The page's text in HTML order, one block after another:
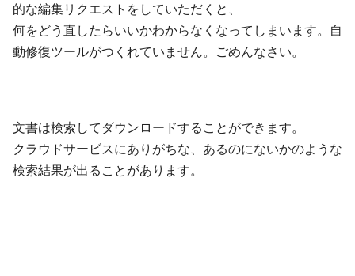
的な編集リクエストをしていただくと、
何をどう直したらいいかわからなくなってしまいます。自
動修復ツールがつくれていません。ごめんなさい。
文書は検索してダウンロードすることができます。
クラウドサービスにありがちな、あるのにないかのような
検索結果が出ることがあります。